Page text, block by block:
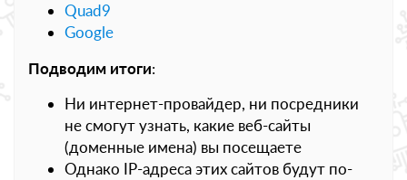
Quad9
Google
Подводим итоги:
Ни интернет-провайдер, ни посредники
не смогут узнать, какие веб-сайты
(доменные имена) вы посещаете
Однако IP-адреса этих сайтов будут по-